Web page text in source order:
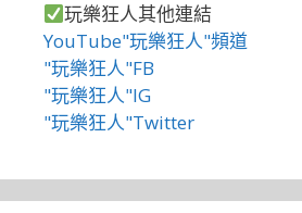
玩樂狂人其他連結
YouTube"玩樂狂人"頻道
"玩樂狂人"FB
"玩樂狂人"IG
"玩樂狂人"Twitter